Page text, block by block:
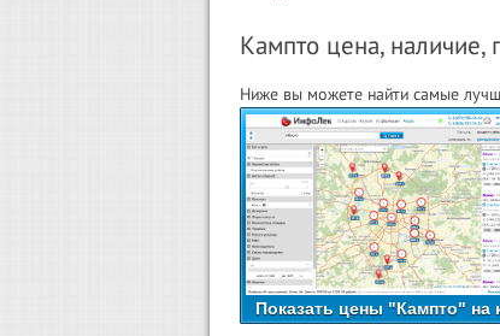
Кампто цена, наличие,
Ниже вы можете найти самые
Показать цены "Кампто" на